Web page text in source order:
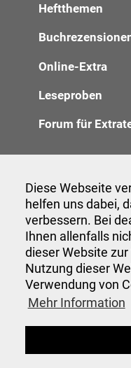
Diese Webseite
helfen uns dabei,
verbessern. Bei
Ihnen allenfalls
dieser Website
Nutzung dieser
Verwendung von
Mehr Information
Heftthemen
Online-Extra
Leseproben
Forum für
Anzeigenannahme
Verwaltung
Veranstaltungen
Hinweise für